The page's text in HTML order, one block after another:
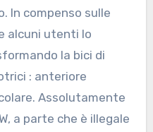
In compenso sulle
alcuni utenti lo
la bici di
: anteriore
Assolutamente
a parte che è illegale